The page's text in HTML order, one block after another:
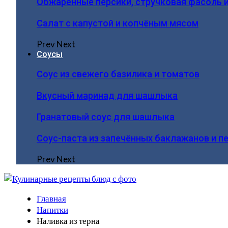
Салат с капустой и копчёным мясом
PrevNext
Соусы
Соус из свежего базилика и томатов
Вкусный маринад для шашлыка
Гранатовый соус для шашлыка
Соус-паста из запечённых баклажанов и
PrevNext
Главная
Напитки
Наливка из терна